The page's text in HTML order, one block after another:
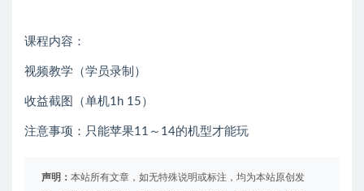
课程内容：
视频教学（学员录制）
收益截图（单机1h 15）
注意事项：只能苹果11～14的机型才能玩
声明： 本站所有文章，如无特殊说明或标注，均为本站原创发